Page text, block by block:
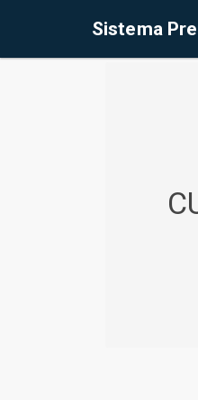
Sistema